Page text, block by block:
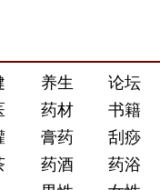
养生
论坛
药材
书籍
膏药
刮痧
药酒
药浴